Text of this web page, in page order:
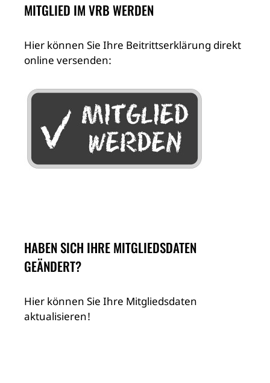
MITGLIED IM VRB WERDEN
Hier können Sie Ihre Beitrittserklärung direkt
online versenden:
HABEN SICH IHRE MITGLIEDSDATEN
GEÄNDERT?
Hier können Sie Ihre Mitgliedsdaten
aktualisieren!